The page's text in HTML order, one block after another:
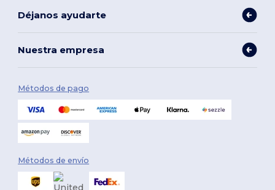
Déjanos ayudarte
Nuestra empresa
Métodos de pago
Métodos de envío